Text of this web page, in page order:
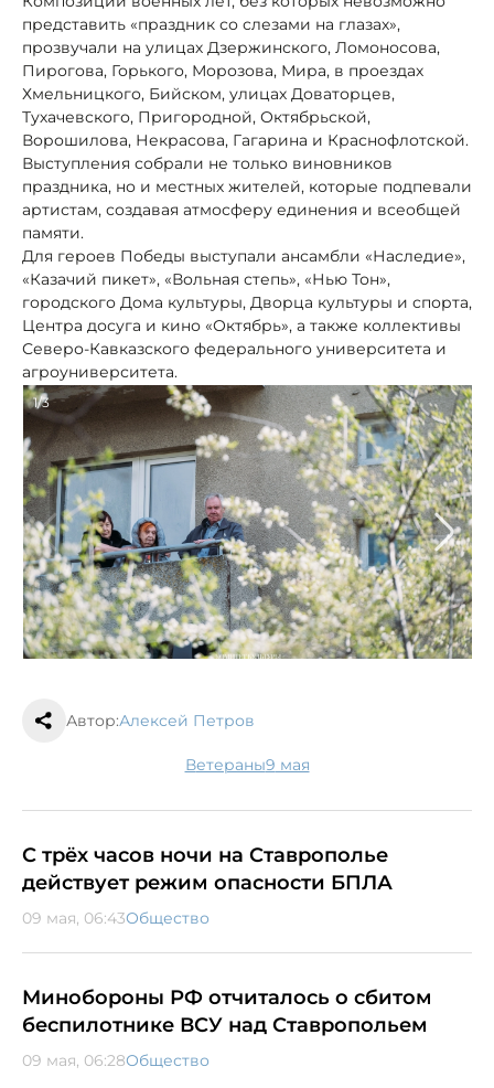
представить «праздник со слезами на глазах»,
прозвучали на улицах Дзержинского, Ломоносова,
Пирогова, Горького, Морозова, Мира, в проездах
Хмельницкого, Бийском, улицах Доваторцев,
Тухачевского, Пригородной, Октябрьской,
Ворошилова, Некрасова, Гагарина и Краснофлотской.
Выступления собрали не только виновников
праздника, но и местных жителей, которые подпевали
артистам, создавая атмосферу единения и всеобщей
памяти.
Для героев Победы выступали ансамбли «Наследие»,
«Казачий пикет», «Вольная степь», «Нью Тон»,
городского Дома культуры, Дворца культуры и спорта,
Центра досуга и кино «Октябрь», а также коллективы
Северо-Кавказского федерального университета и
агроуниверситета.
1/3
Автор:Алексей Петров
ветераны 9 мая
С трёх часов ночи на Ставрополье
действует режим опасности БПЛА
09 мая, 06:43Общество
Минобороны РФ отчиталось о сбитом
беспилотнике ВСУ над Ставропольем
09 мая, 06:28Общество